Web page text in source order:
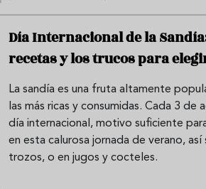
Día Internacional de la
recetas y los trucos para
La sandía es una fruta altamente
las más ricas y consumidas. Cada 3 de
día internacional, motivo suficiente
en esta calurosa jornada de verano, así
trozos, o en jugos y cocteles.